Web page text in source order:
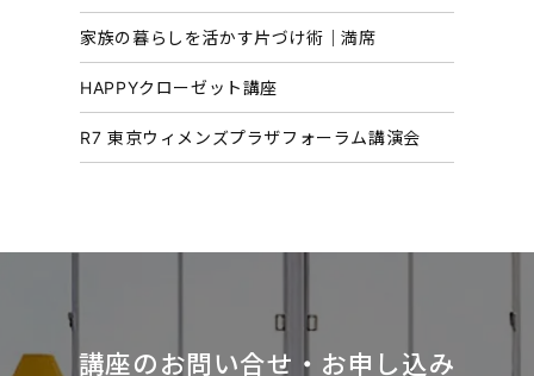
家族の暮らしを活かす片づけ術｜満席
HAPPYクローゼット講座
R7 東京ウィメンズプラザフォーラム講演会
講座のお問い合せ・お申し込み